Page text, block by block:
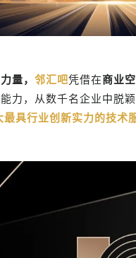
量， 邻汇吧凭借在商业
力，从数千名企业中脱
具行业创新实力的技术